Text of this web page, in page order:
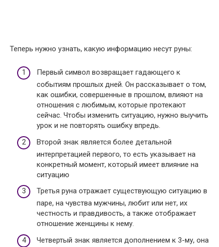
Теперь нужно узнать, какую информацию несут руны:
Первый символ возвращает гадающего к
событиям прошлых дней. Он рассказывает о том,
как ошибки, совершенные в прошлом, влияют на
отношения с любимым, которые протекают
сейчас. Чтобы изменить ситуацию, нужно выучить
урок и не повторять ошибку впредь.
Второй знак является более детальной
интерпретацией первого, то есть указывает на
конкретный момент, который имеет влияние на
ситуацию
Третья руна отражает существующую ситуацию в
паре, на чувства мужчины, любит или нет, их
честность и правдивость, а также отображает
отношение женщины к нему.
Четвертый знак является дополнением к 3-му, она